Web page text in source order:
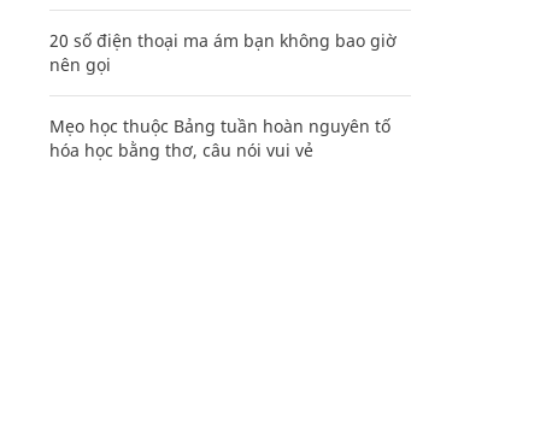
20 số điện thoại ma ám bạn không bao giờ
nên gọi
Mẹo học thuộc Bảng tuần hoàn nguyên tố
hóa học bằng thơ, câu nói vui vẻ